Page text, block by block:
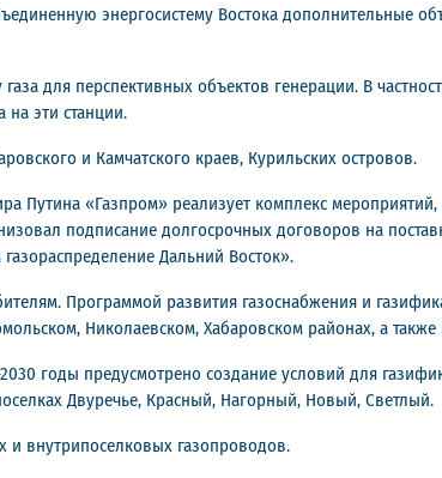
энергосистему Востока дополнительные
для перспективных объектов генерации. В
эти станции.
и Камчатского краев, Курильских островов.
Путина «Газпром» реализует комплекс
подписание долгосрочных договоров на
Дальний Восток».
Программой развития газоснабжения и
Николаевском, Хабаровском районах, а
годы предусмотрено создание условий для
Двуречье, Красный, Нагорный, Новый, Светлый.
и внутрипоселковых газопроводов.